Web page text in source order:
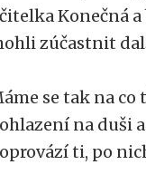
Konečná
zúčastnit
se tak na
na duši
ti, po